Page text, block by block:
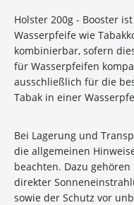
Holster 200g - Booster
Wasserpfeife wie
kombinierbar, sofern
für Wasserpfeifen
ausschließlich für die
Tabak in einer
Bei Lagerung und
die allgemeinen
beachten. Dazu
direkter
sowie der Schutz vor
10%
auf deine
Sichere dir jetzt 10%
deiner nächsten
Entdecke eine große
Shisha-Produkten,
was du für das